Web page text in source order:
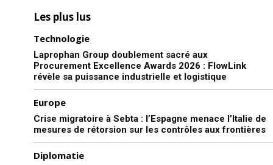
Les plus lus
Technologie
Laprophan Group doublement sacré aux
Procurement Excellence Awards 2026 : FlowLink
révèle sa puissance industrielle et logistique
Europe
Crise migratoire à Sebta : l’Espagne menace l’Italie de
mesures de rétorsion sur les contrôles aux frontières
Diplomatie